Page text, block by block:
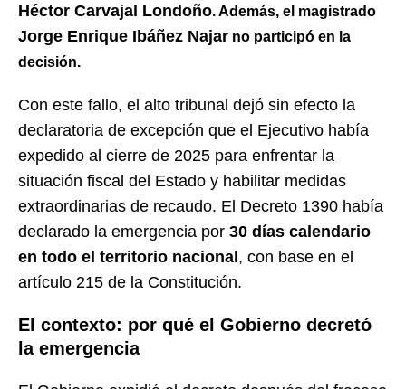
Héctor Carvajal Londoño. Además, el magistrado
Jorge Enrique Ibáñez Najar no participó en la
decisión.
Con este fallo, el alto tribunal dejó sin efecto la
declaratoria de excepción que el Ejecutivo había
expedido al cierre de 2025 para enfrentar la
situación fiscal del Estado y habilitar medidas
extraordinarias de recaudo. El Decreto 1390 había
declarado la emergencia por 30 días calendario
en todo el territorio nacional, con base en el
artículo 215 de la Constitución.
El contexto: por qué el Gobierno decretó
la emergencia